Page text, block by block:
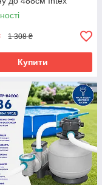
1 308 ₴
Купити